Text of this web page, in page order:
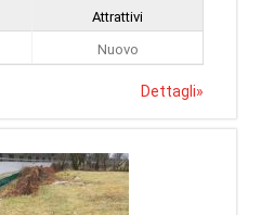
Attrattivi
Nuovo
Dettagli»